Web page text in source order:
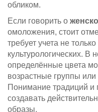
обликом.
Если говорить о
омоложения, стоит
требует учета не
культурологических. В
определённые цвета
возрастные группы
Понимание традиций и
создавать
образы.